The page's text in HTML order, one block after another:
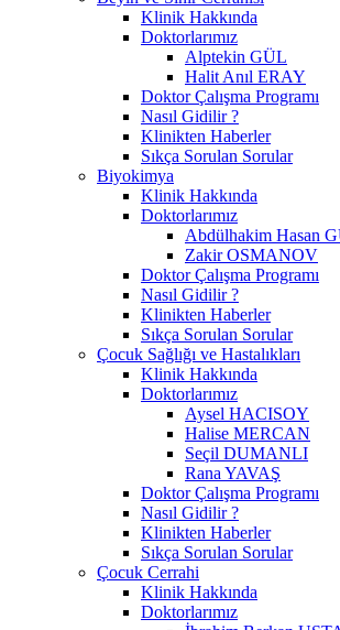
Klinik Hakkında
Doktorlarımız
Alptekin GÜL
Halit Anıl ERAY
Doktor Çalışma Programı
Nasıl Gidilir ?
Klinikten Haberler
Sıkça Sorulan Sorular
Biyokimya
Klinik Hakkında
Doktorlarımız
Abdülhakim Hasan
Zakir OSMANOV
Doktor Çalışma Programı
Nasıl Gidilir ?
Klinikten Haberler
Sıkça Sorulan Sorular
Çocuk Sağlığı ve Hastalıkları
Klinik Hakkında
Doktorlarımız
Aysel HACISOY
Halise MERCAN
Seçil DUMANLI
Rana YAVAŞ
Doktor Çalışma Programı
Nasıl Gidilir ?
Klinikten Haberler
Sıkça Sorulan Sorular
Çocuk Cerrahi
Klinik Hakkında
Doktorlarımız